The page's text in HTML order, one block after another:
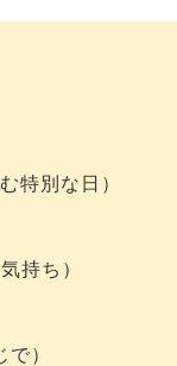
特別な日）
持ち）
）